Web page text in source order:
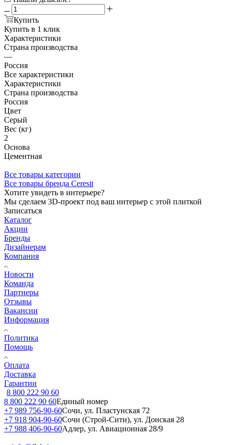
Купить
Купить в 1 клик
Характеристики
Страна производства
—
Россия
Все характеристики
Характеристики
Страна производства
Россия
Цвет
Серый
Вес (кг)
2
Основа
Цементная
Все товары категории
Все товары бренда Ceresit
Хотите увидеть в интерьере?
Мы сделаем 3D-проект под ваш интерьер с этой плиткой
Записаться
Каталог
Акции
Бренды
Дизайнерам
Компания
Новости
Команда
Партнеры
Отзывы
Вакансии
Информация
Политика
Помощь
Оплата
Доставка
Гарантии
8 800 222 90 60
8 800 222 90 60Единый номер
+7 989 756-90-60Сочи, ул. Пластунская 72
+7 918 904-90-60Сочи (Строй-Сити), ул. Донская 28
+7 988 406-90-60Адлер, ул. Авиационная 28/9